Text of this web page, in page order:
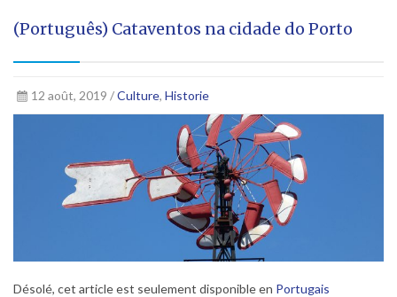
(Português) Cataventos na cidade do Porto
12 août, 2019 /Culture, Historie
Désolé, cet article est seulement disponible en Portugais